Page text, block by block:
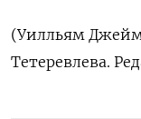
(Уилльям
Тетеревлева.